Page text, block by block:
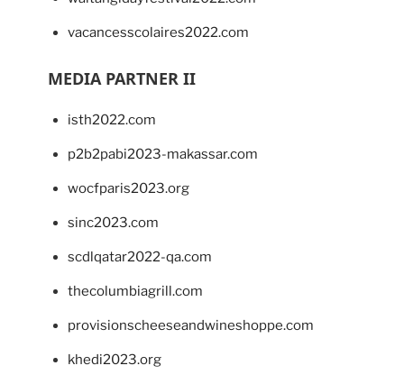
vacancesscolaires2022.com
MEDIA PARTNER II
isth2022.com
p2b2pabi2023-makassar.com
wocfparis2023.org
sinc2023.com
scdlqatar2022-qa.com
thecolumbiagrill.com
provisionscheeseandwineshoppe.com
khedi2023.org